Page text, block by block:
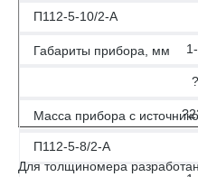
Габариты прибора, мм
Масса прибора с
П112-5-10/2-А
П112-5-8/2-А
Для толщиномера